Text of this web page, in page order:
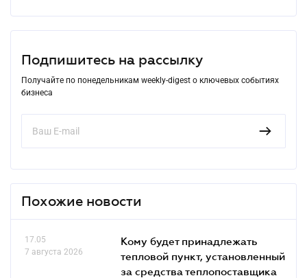
Подпишитесь на рассылку
Получайте по понедельникам weekly-digest о ключевых событиях
бизнеса
Похожие новости
17.05
7 августа 2026
Кому будет принадлежать
тепловой пункт, установленный
за средства теплопоставщика